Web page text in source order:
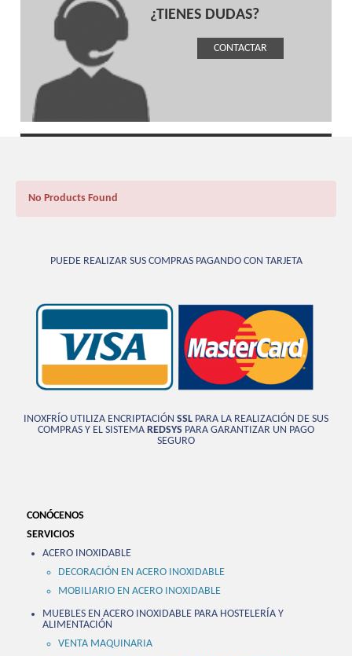
¿TIENES DUDAS?
CONTACTAR
No Products Found
PUEDE REALIZAR SUS COMPRAS PAGANDO CON TARJETA
INOXFRÍO UTILIZA ENCRIPTACIÓN SSL PARA LA REALIZACIÓN DE SUS
COMPRAS Y EL SISTEMA REDSYS PARA GARANTIZAR UN PAGO
SEGURO
CONÓCENOS
SERVICIOS
ACERO INOXIDABLE
DECORACIÓN EN ACERO INOXIDABLE
MOBILIARIO EN ACERO INOXIDABLE
MUEBLES EN ACERO INOXIDABLE PARA HOSTELERÍA Y
ALIMENTACIÓN
VENTA MAQUINARIA